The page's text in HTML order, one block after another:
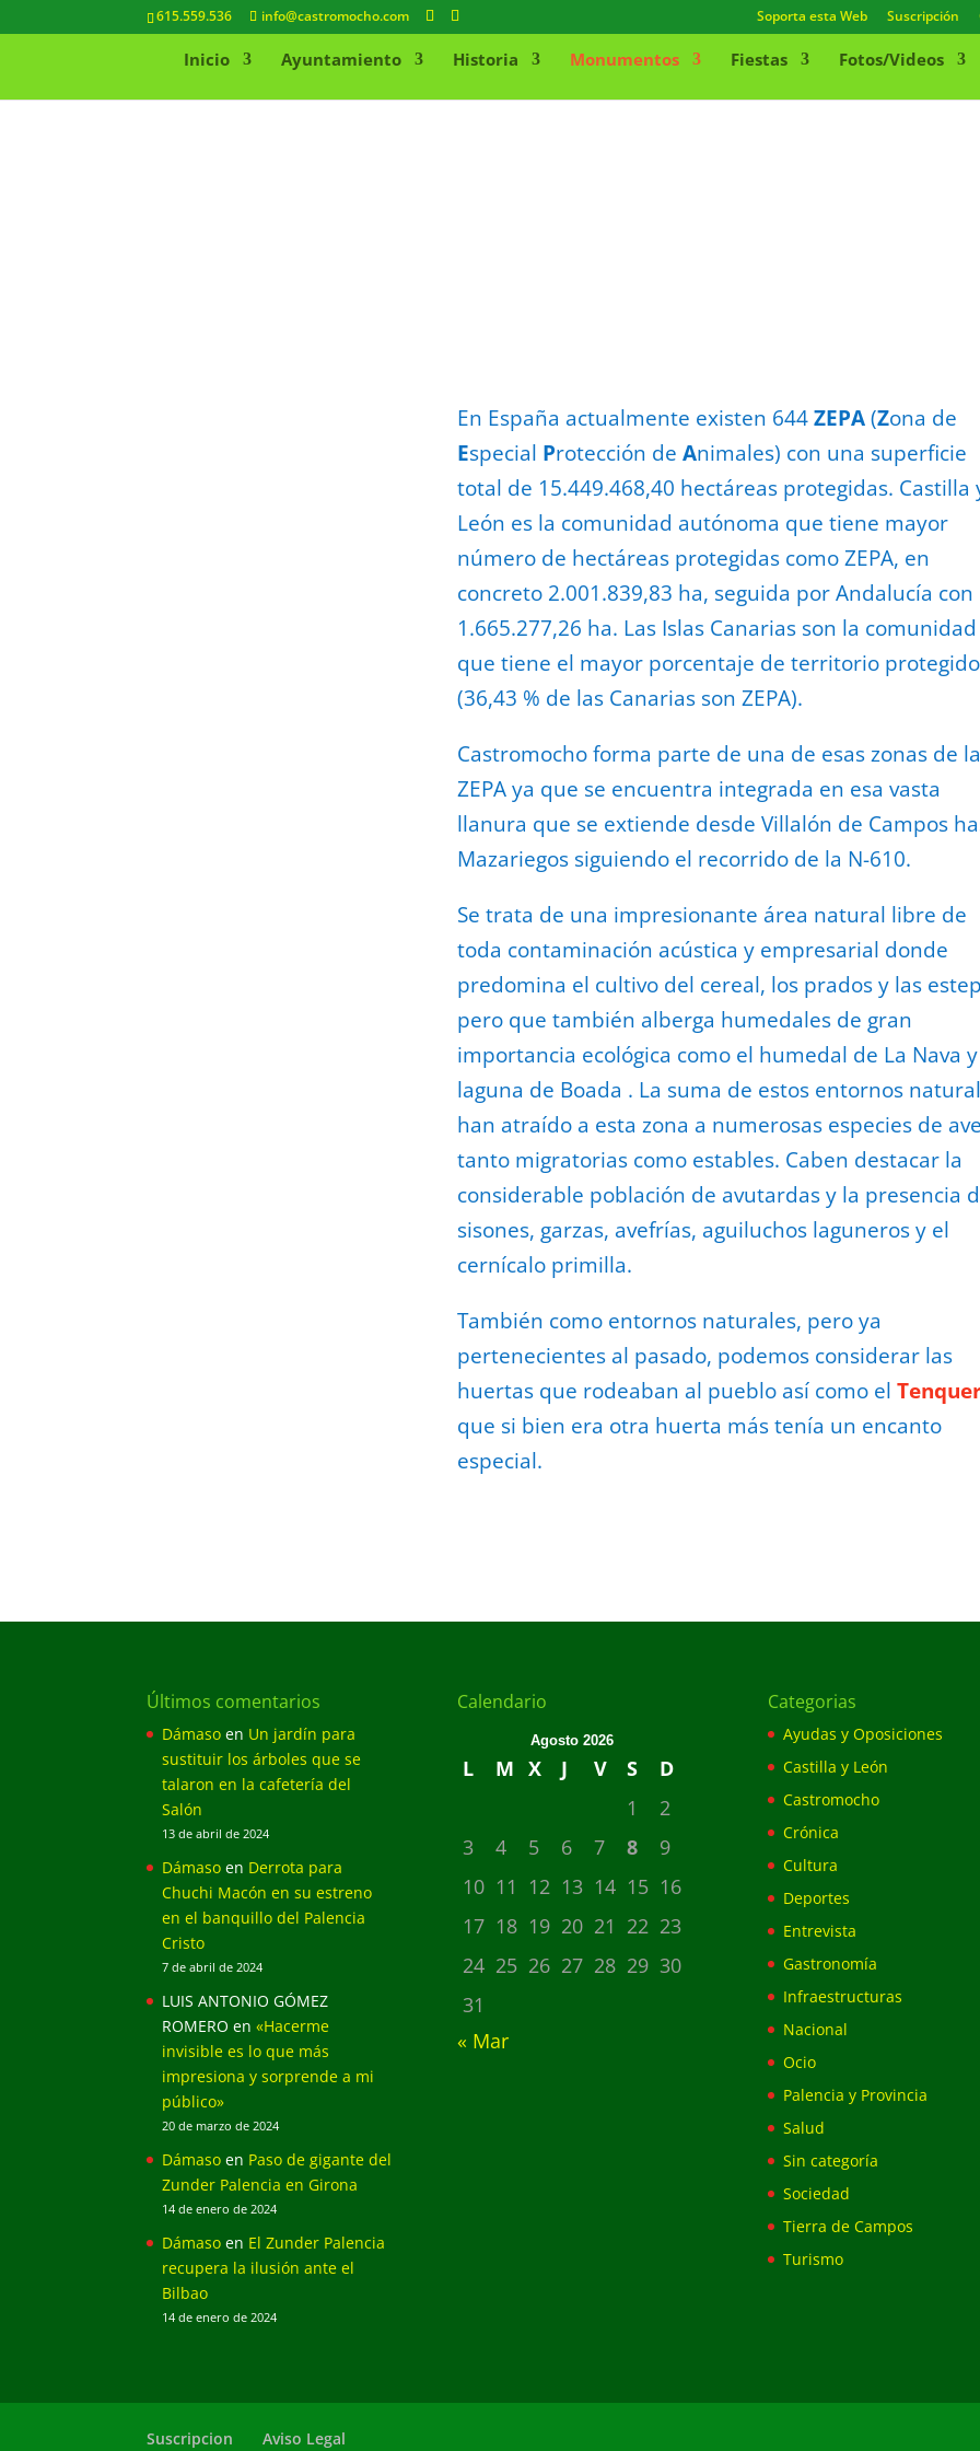
615.559.536 info@castromocho.com Soporta esta Web Suscripción
Inicio Ayuntamiento Historia Monumentos Fiestas Fotos/Videos
En España actualmente existen 644ZEPA(Zona de
Especial Protección de Animales) con una superficie
total de 15.449.468,40 hectáreas protegidas. Castilla
León es la comunidad autónoma que tiene mayor
número de hectáreas protegidas como ZEPA, en
concreto 2.001.839,83 ha, seguida por Andalucía con
1.665.277,26 ha. Las Islas Canarias son la comunidad
que tiene el mayor porcentaje de territorio protegido
(36,43 % de las Canarias son ZEPA).
Castromocho forma parte de una de esas zonas de la
ZEPA ya que se encuentra integrada en esa vasta
llanura que se extiende desde Villalón de Campos
Mazariegos siguiendo el recorrido de la N-610.
Se trata de una impresionante área natural libre de
toda contaminación acústica y empresarial donde
predomina el cultivo del cereal, los prados y las
pero que también alberga humedales de gran
importancia ecológica como el humedal de La Nava
laguna de Boada . La suma de estos entornos
han atraído a esta zona a numerosas especies de
tanto migratorias como estables. Caben destacar la
considerable población de avutardas y la presencia
sisones, garzas, avefrías, aguiluchos laguneros y el
cernícalo primilla.
También como entornos naturales, pero ya
pertenecientes al pasado, podemos considerar las
huertas que rodeaban al pueblo así como el
que si bien era otra huerta más tenía un encanto
especial.
Últimos comentarios
Dámaso en Un jardín para
sustituir los árboles que se
talaron en la cafetería del
Salón
13 de abril de 2024
Dámaso en Derrota para
Chuchi Macón en su estreno
en el banquillo del Palencia
Cristo
7 de abril de 2024
LUIS ANTONIO GÓMEZ
ROMERO en«Hacerme
invisible es lo que más
impresiona y sorprende a mi
público»
20 de marzo de 2024
Dámaso en Paso de gigante del
Zunder Palencia en Girona
14 de enero de 2024
Dámaso en El Zunder Palencia
recupera la ilusión ante el
Bilbao
14 de enero de 2024
Calendario
Agosto 2026
L M X J V S
D
1
2
3
4 5 6 7 8
9
10 11 12 13 14 15 16
17 18 19 20 21 22 23
24 25 26 27 28 29 30
31
« Mar
Categorias
Ayudas y Oposiciones
Castilla y León
Castromocho
Crónica
Cultura
Deportes
Entrevista
Gastronomía
Infraestructuras
Nacional
Ocio
Palencia y Provincia
Salud
Sin categoría
Sociedad
Tierra de Campos
Turismo
Suscripcion Aviso Legal